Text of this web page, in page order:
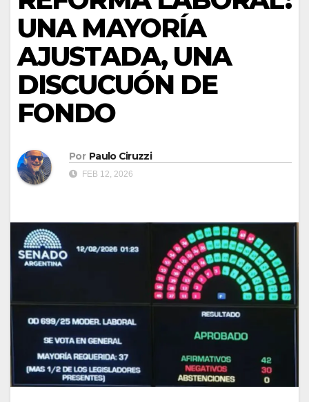
UNA MAYORÍA
AJUSTADA, UNA
DISCUCUÓN DE
FONDO
Por Paulo Ciruzzi
FEB 12, 2026